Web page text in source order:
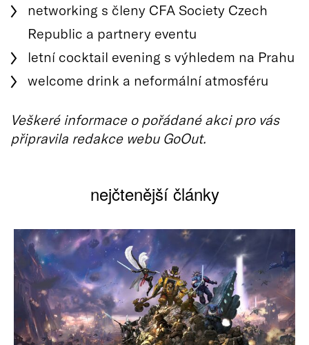
networking s členy CFA Society Czech
Republic a partnery eventu
letní cocktail evening s výhledem na Prahu
welcome drink a neformální atmosféru
Veškeré informace o pořádané akci pro vás
připravila redakce webu GoOut.
nejčtenější články